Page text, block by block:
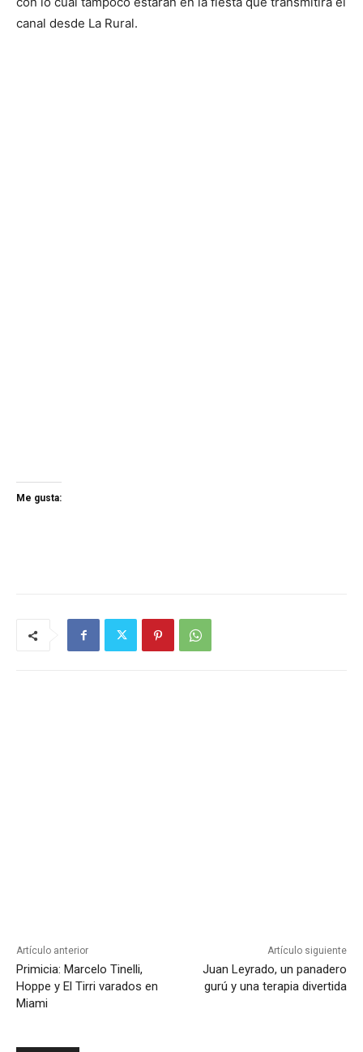
canal desde La Rural.
Me gusta:
Artículo anterior
Primicia: Marcelo Tinelli,
Hoppe y El Tirri varados en
Miami
Artículo siguiente
Juan Leyrado, un panadero
gurú y una terapia divertida